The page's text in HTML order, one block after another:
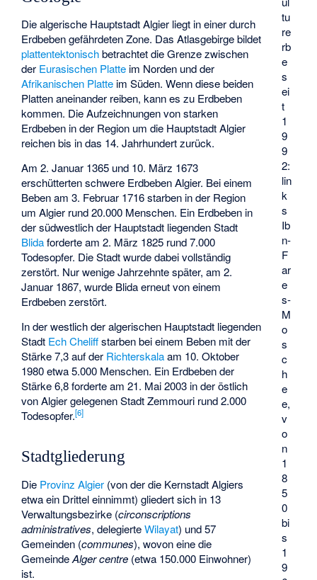
tu
re
rb
e
s
ei
t
1
9
9
2:
lin
k
s
Ib
n-
F
ar
e
s-
M
o
s
c
h
e
e,
v
o
n
1
8
5
0
bi
s
1
9
Die algerische Hauptstadt Algier liegt in einer durch
Erdbeben gefährdeten Zone. Das Atlasgebirge bildet
plattentektonischbetrachtet die Grenze zwischen
der Eurasischen Platte im Norden und der
Afrikanischen Platte im Süden. Wenn diese beiden
Platten aneinander reiben, kann es zu Erdbeben
kommen. Die Aufzeichnungen von starken
Erdbeben in der Region um die Hauptstadt Algier
reichen bis in das 14. Jahrhundert zurück.
Am 2. Januar 1365 und 10. März 1673
erschütterten schwere Erdbeben Algier. Bei einem
Beben am 3. Februar 1716 starben in der Region
um Algier rund 20.000 Menschen. Ein Erdbeben in
der südwestlich der Hauptstadt liegenden Stadt
Blidaforderte am 2. März 1825 rund 7.000
Todesopfer. Die Stadt wurde dabei vollständig
zerstört. Nur wenige Jahrzehnte später, am 2.
Januar 1867, wurde Blida erneut von einem
Erdbeben zerstört.
In der westlich der algerischen Hauptstadt liegenden
Stadt Ech Cheliffstarben bei einem Beben mit der
Stärke 7,3 auf der Richterskalaam 10. Oktober
1980 etwa 5.000 Menschen. Ein Erdbeben der
Stärke 6,8 forderte am 21. Mai 2003 in der östlich
von Algier gelegenen StadtZemmouri rund 2.000
Todesopfer.[6]
Stadtgliederung
Die Provinz Algier (von der die Kernstadt Algiers
etwa ein Drittel einnimmt) gliedert sich in 13
Verwaltungsbezirke (circonscriptions
administratives, delegierteWilayat) und 57
Gemeinden (communes), wovon eine die
GemeindeAlger centre (etwa 150.000 Einwohner)
ist.